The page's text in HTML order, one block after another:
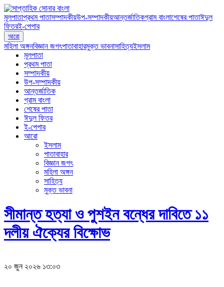
মূলপাতাপ্রথম পাতাসম্পাদকীয়উপ-সম্পাদকীয়আন্তর্জাতিকগ্রাম বাংলাশেষের পাতাঈদুল
ফিতরই-পেপার
আরো
মহিলা অঙ্গনবিজ্ঞান জগৎপাতাবাহারমুক্ত ভাবনাসাহিত্যইসলাম
মূলপাতা
প্রথম পাতা
সম্পাদকীয়
উপ-সম্পাদকীয়
আন্তর্জাতিক
গ্রাম বাংলা
শেষের পাতা
ঈদুল ফিতর
ই-পেপার
আরো
ইসলাম
পাতাবাহার
বিজ্ঞান জগৎ
মহিলা অঙ্গন
সাহিত্য
মুক্ত ভাবনা
সীমান্ত হত্যা ও পুশইন বন্ধের দাবিতে ১১
দলীয় ঐক্যের বিক্ষোভ
২০ জুন ২০২৬ ১৩:০৩